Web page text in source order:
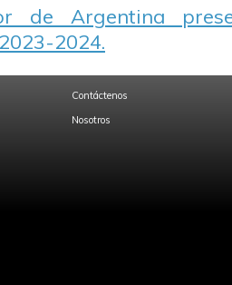
de Argentina
2024.
Contáctenos
Nosotros